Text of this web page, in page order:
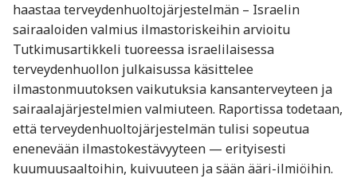
haastaa terveydenhuoltojärjestelmän – Israelin
sairaaloiden valmius ilmastoriskeihin arvioitu
Tutkimusartikkeli tuoreessa israelilaisessa
terveydenhuollon julkaisussa käsittelee
ilmastonmuutoksen vaikutuksia kansanterveyteen ja
sairaalajärjestelmien valmiuteen. Raportissa todetaan,
että terveydenhuoltojärjestelmän tulisi sopeutua
enenevään ilmastokestävyyteen — erityisesti
kuumuusaaltoihin, kuivuuteen ja sään ääri-ilmiöihin.